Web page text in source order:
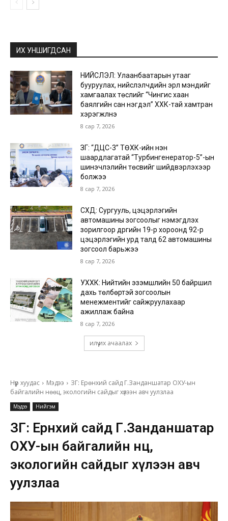
ИХ УНШИГДСАН
НИЙСЛЭЛ: Улаанбаатарын утааг
бууруулах, нийслэлчүүдийн эрүүл мэндийг
хамгаалах төслийг “Чингис хаан
баялгийн сан нэгдэл” ХХК-тай хамтран
хэрэгжүүлнэ
8 сар 7, 2026
ЗГ: “ДЦС-3” ТӨХК-ийн нэн
шаардлагатай “Турбингенератор-5”-ын
шинэчлэлийн төсвийг шийдвэрлэхээр
болжээ
8 сар 7, 2026
СХД: Сургууль, цэцэрлэгийн
автомашины зогсоолыг нэмэгдүүлэх
зорилгоор дүүргийн 19-р хороонд 92-р
цэцэрлэгийн урд талд 62 автомашины
зогсоол барьжээ
8 сар 7, 2026
УХХК: Нийтийн эзэмшлийн 50 байршил
дахь төлбөртэй зогсоолын
менежментийг сайжруулахаар
ажиллаж байна
8 сар 7, 2026
илүү их ачаалах